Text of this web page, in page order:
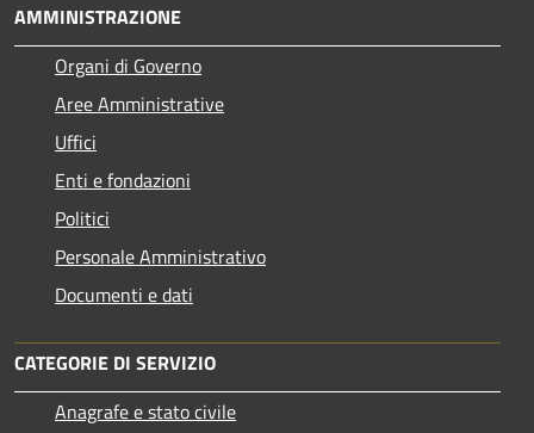
AMMINISTRAZIONE
Organi di Governo
Aree Amministrative
Uffici
Enti e fondazioni
Politici
Personale Amministrativo
Documenti e dati
CATEGORIE DI SERVIZIO
Anagrafe e stato civile